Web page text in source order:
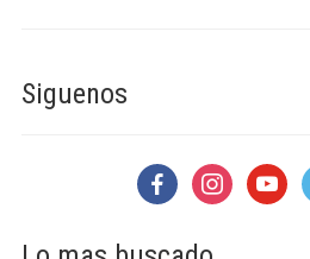
Siguenos
facebookinstagram